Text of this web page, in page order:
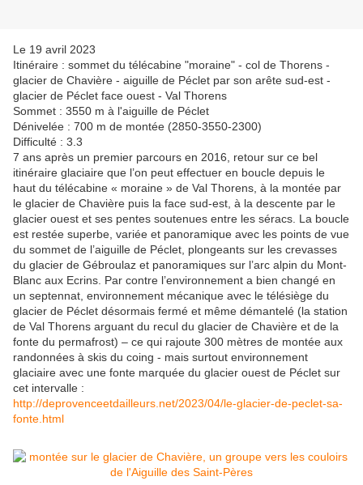
Le 19 avril 2023
Itinéraire : sommet du télécabine "moraine" - col de Thorens -
glacier de Chavière - aiguille de Péclet par son arête sud-est -
glacier de Péclet face ouest - Val Thorens
Sommet : 3550 m à l'aiguille de Péclet
Dénivelée : 700 m de montée (2850-3550-2300)
Difficulté : 3.3
7 ans après un premier parcours en 2016, retour sur ce bel
itinéraire glaciaire que l’on peut effectuer en boucle depuis le
haut du télécabine « moraine » de Val Thorens, à la montée par
le glacier de Chavière puis la face sud-est, à la descente par le
glacier ouest et ses pentes soutenues entre les séracs. La boucle
est restée superbe, variée et panoramique avec les points de vue
du sommet de l’aiguille de Péclet, plongeants sur les crevasses
du glacier de Gébroulaz et panoramiques sur l’arc alpin du Mont-
Blanc aux Ecrins. Par contre l’environnement a bien changé en
un septennat, environnement mécanique avec le télésiège du
glacier de Péclet désormais fermé et même démantelé (la station
de Val Thorens arguant du recul du glacier de Chavière et de la
fonte du permafrost) – ce qui rajoute 300 mètres de montée aux
randonnées à skis du coing - mais surtout environnement
glaciaire avec une fonte marquée du glacier ouest de Péclet sur
cet intervalle :
http://deprovenceetdailleurs.net/2023/04/le-glacier-de-peclet-sa-
fonte.html